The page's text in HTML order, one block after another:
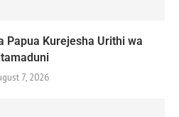
Papua Kurejesha Urithi wa
7, 2026